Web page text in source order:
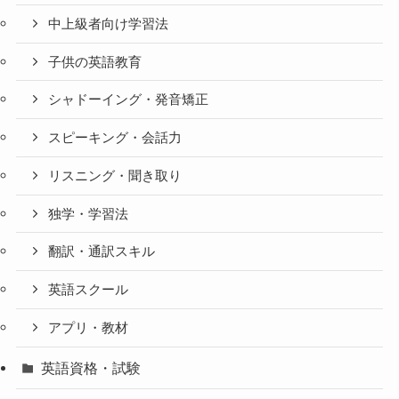
中上級者向け学習法
子供の英語教育
シャドーイング・発音矯正
スピーキング・会話力
リスニング・聞き取り
独学・学習法
翻訳・通訳スキル
英語スクール
アプリ・教材
英語資格・試験